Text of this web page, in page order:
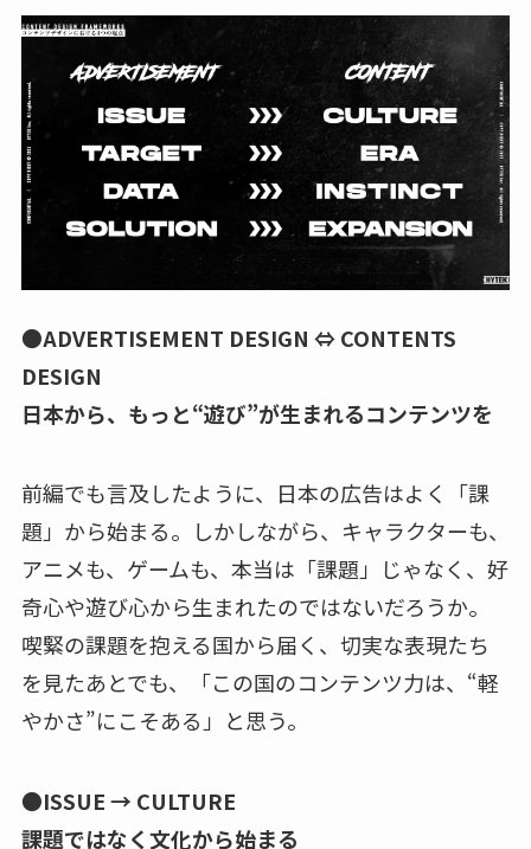
●ADVERTISEMENT DESIGN ⇔ CONTENTS
DESIGN
日本から、もっと“遊び”が生まれるコンテンツを
前編でも言及したように、日本の広告はよく「課
題」から始まる。しかしながら、キャラクターも、
アニメも、ゲームも、本当は「課題」じゃなく、好
奇心や遊び心から生まれたのではないだろうか。
喫緊の課題を抱える国から届く、切実な表現たち
を見たあとでも、「この国のコンテンツ力は、“軽
やかさ”にこそある」と思う。
●ISSUE → CULTURE
課題ではなく文化から始まる